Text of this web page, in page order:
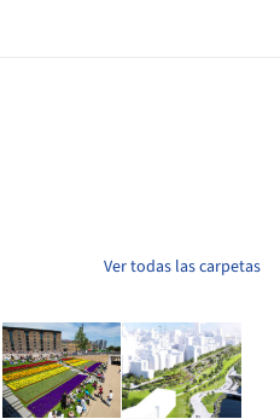
Ver todas las carpetas